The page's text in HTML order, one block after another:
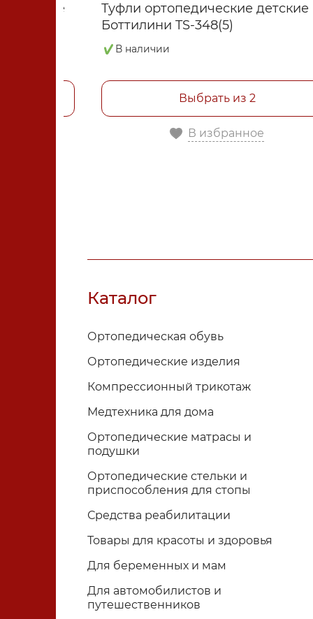
Туфли ортопедические детские
Боттилини TS-348(5)
В наличии
Выбрать из 2
В избранное
Каталог
Ортопедическая обувь
Ортопедические изделия
Компрессионный трикотаж
Медтехника для дома
Ортопедические матрасы и
подушки
Ортопедические стельки и
приспособления для стопы
Средства реабилитации
Товары для красоты и здоровья
Для беременных и мам
Для автомобилистов и
путешественников